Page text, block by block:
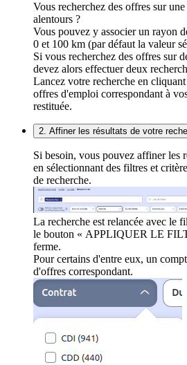
Vous recherchez des offres sur
alentours ?
Vous pouvez y associer un rayon
0 et 100 km (par défaut la valeur
Si vous recherchez des offres sur
devez alors effectuer deux
Lancez votre recherche en
offres d'emploi correspondant à
restituée.
2. Affiner les résultats de votre
Si besoin, vous pouvez affiner les
en sélectionnant des filtres et
de recherche.
La recherche est relancée avec le
le bouton « APPLIQUER LE
ferme.
Pour certains d'entre eux, un
d'offres correspondant.